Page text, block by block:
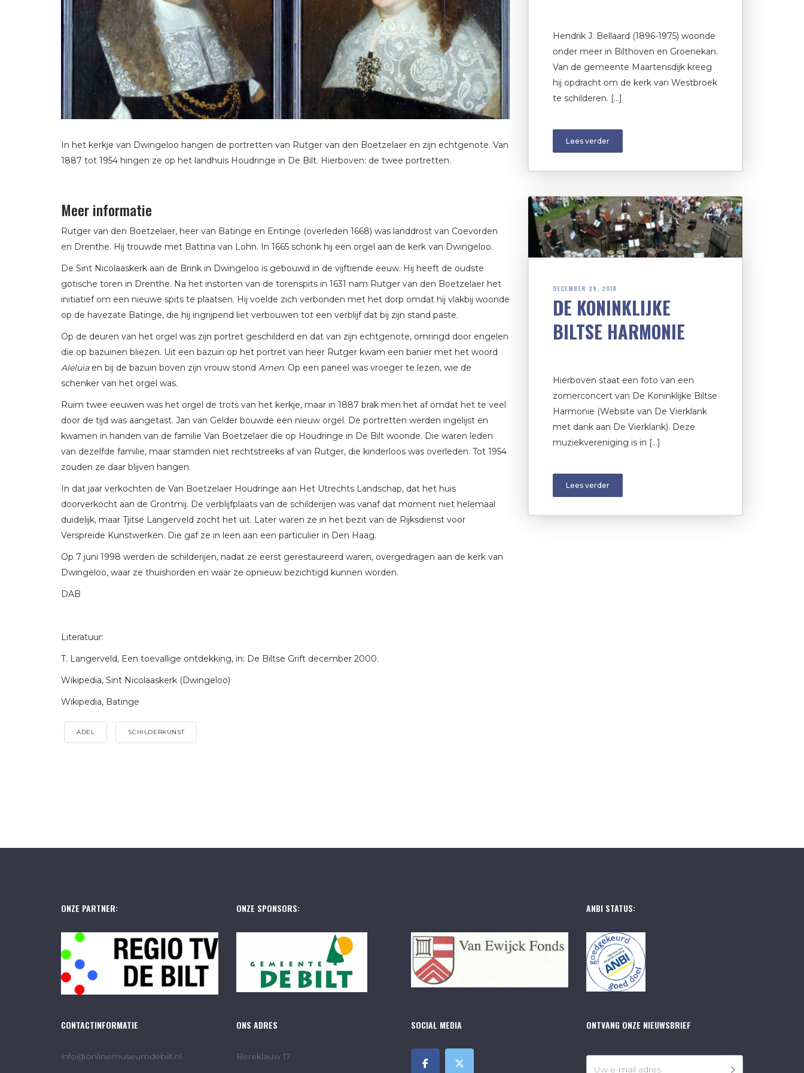
In het kerkje van Dwingeloo hangen de portretten van Rutger van den Boetzelaer en zijn echtgenote. Van
1887 tot 1954 hingen ze op het landhuis Houdringe in De Bilt. Hierboven: de twee portretten.
Meer informatie
Rutger van den Boetzelaer, heer van Batinge en Entinge (overleden 1668) was landdrost van Coevorden
en Drenthe. Hij trouwde met Battina van Lohn. In 1665 schonk hij een orgel aan de kerk van Dwingeloo.
De Sint Nicolaaskerk aan de Brink in Dwingeloo is gebouwd in de vijftiende eeuw. Hij heeft de oudste
gotische toren in Drenthe. Na het instorten van de torenspits in 1631 nam Rutger van den Boetzelaer het
initiatief om een nieuwe spits te plaatsen. Hij voelde zich verbonden met het dorp omdat hij vlakbij woonde
op de havezate Batinge, die hij ingrijpend liet verbouwen tot een verblijf dat bij zijn stand paste.
Op de deuren van het orgel was zijn portret geschilderd en dat van zijn echtgenote, omringd door engelen
die op bazuinen bliezen. Uit een bazuin op het portret van heer Rutger kwam een banier met het woord
Aleluiaen bij de bazuin boven zijn vrouw stond Amen. Op een paneel was vroeger te lezen, wie de
schenker van het orgel was.
Ruim twee eeuwen was het orgel de trots van het kerkje, maar in 1887 brak men het af omdat het te veel
door de tijd was aangetast. Jan van Gelder bouwde een nieuw orgel. De portretten werden ingelijst en
kwamen in handen van de familie Van Boetzelaer die op Houdringe in De Bilt woonde. Die waren leden
van dezelfde familie, maar stamden niet rechtstreeks af van Rutger, die kinderloos was overleden. Tot 1954
zouden ze daar blijven hangen.
In dat jaar verkochten de Van Boetzelaer Houdringe aan Het Utrechts Landschap, dat het huis
doorverkocht aan de Grontmij. De verblijfplaats van de schilderijen was vanaf dat moment niet helemaal
duidelijk, maar Tjitse Langerveld zocht het uit. Later waren ze in het bezit van de Rijksdienst voor
Verspreide Kunstwerken. Die gaf ze in leen aan een particulier in Den Haag.
Op 7 juni 1998 werden de schilderijen, nadat ze eerst gerestaureerd waren, overgedragen aan de kerk van
Dwingeloo, waar ze thuishorden en waar ze opnieuw bezichtigd kunnen worden.
DAB
Literatuur:
T. Langerveld, Een toevallige ontdekking, in: De Biltse Grift december 2000.
Wikipedia, Sint Nicolaaskerk (Dwingeloo)
Wikipedia, Batinge
ADEL SCHILDERKUNST
Hendrik J. Bellaard (1896-1975) woonde
onder meer in Bilthoven en Groenekan.
Van de gemeente Maartensdijk kreeg
hij opdracht om de kerk van Westbroek
te schilderen. […]
Lees verder
DECEMBER 29, 2018
DE KONINKLIJKE
BILTSE HARMONIE
Hierboven staat een foto van een
zomerconcert van De Koninklijke Biltse
Harmonie (Website van De Vierklank
met dank aan De Vierklank). Deze
muziekvereniging is in […]
Lees verder
ONZE PARTNER: ONZE SPONSORS: ANBI STATUS:
CONTACTINFORMATIE
info@onlinemuseumdebilt.nl
ONS ADRES
Bereklauw 17
SOCIAL MEDIA ONTVANG ONZE NIEUWSBRIEF